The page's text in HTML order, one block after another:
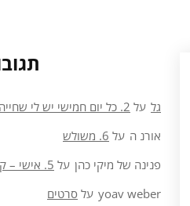
גל על 2. כל יום חמישי יש לי שחייה!
אורנ ה על 6. משולש
פנינה של מיקי כהן על 5. אישי – קבוצתי ומה שביניהם
yoav weber על סרטים